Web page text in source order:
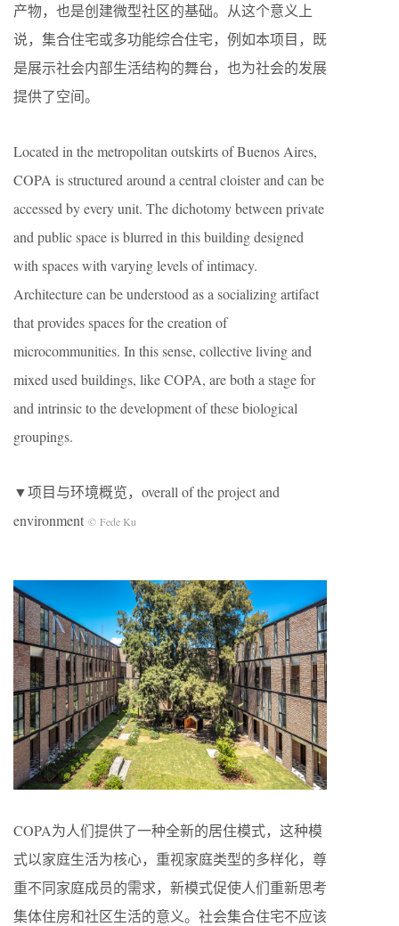
产物，也是创建微型社区的基础。从这个意义上
说，集合住宅或多功能综合住宅，例如本项目，既
是展示社会内部生活结构的舞台，也为社会的发展
提供了空间。
Located in the metropolitan outskirts of Buenos Aires,
COPA is structured around a central cloister and can be
accessed by every unit. The dichotomy between private
and public space is blurred in this building designed
with spaces with varying levels of intimacy.
Architecture can be understood as a socializing artifact
that provides spaces for the creation of
microcommunities. In this sense, collective living and
mixed used buildings, like COPA, are both a stage for
and intrinsic to the development of these biological
groupings.
▼项目与环境概览，overall of the project and
environment © Fede Ku
COPA为人们提供了一种全新的居住模式，这种模
式以家庭生活为核心，重视家庭类型的多样化，尊
重不同家庭成员的需求，新模式促使人们重新思考
集体住房和社区生活的意义。社会集合住宅不应该